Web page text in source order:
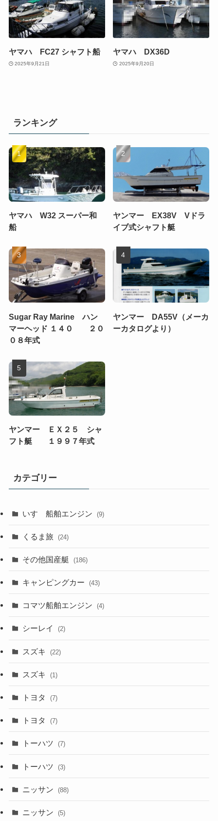
ヤマハ FC27 シャフト船
2025年9月21日
ヤマハ DX36D
2025年9月20日
ランキング
ヤマハ W32 スーパー和
船
ヤンマー EX38V Vドラ
イブ式シャフト艇
Sugar Ray Marine ハン
マーヘッド １４０ ２０
０８年式
ヤンマー DA55V（メーカ
ーカタログより）
ヤンマー ＥＸ２５ シャ
フト艇 １９９７年式
カテゴリー
いすゞ船舶エンジン (9)
くるま旅 (24)
その他国産艇 (186)
キャンピングカー (43)
コマツ船舶エンジン (4)
シーレイ (2)
スズキ (22)
スズキ (1)
トヨタ (7)
トヨタ (7)
トーハツ (7)
トーハツ (3)
ニッサン (88)
ニッサン (5)